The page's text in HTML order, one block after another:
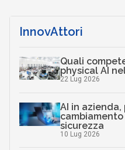
InnovAttori
Quali
physical AI
22 Lug 2026
AI in
sicurezza
10 Lug 2026